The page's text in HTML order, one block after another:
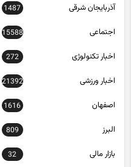
اجتماعی 15588
اخبار تکنولوژی 272
اخبار ورزشی 21392
اصفهان 1616
البرز 809
بازار مالی 32
بین الملل 9565